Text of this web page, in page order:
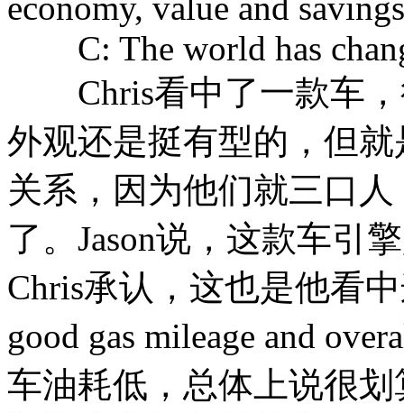
C: The world has
Chris看中了一款车，
外观还是挺有型的，但
关系，因为他们就三口
了。Jason说，这款车引
Chris承认，这也是他看
good gas mileage and
车油耗低，总体上说很划